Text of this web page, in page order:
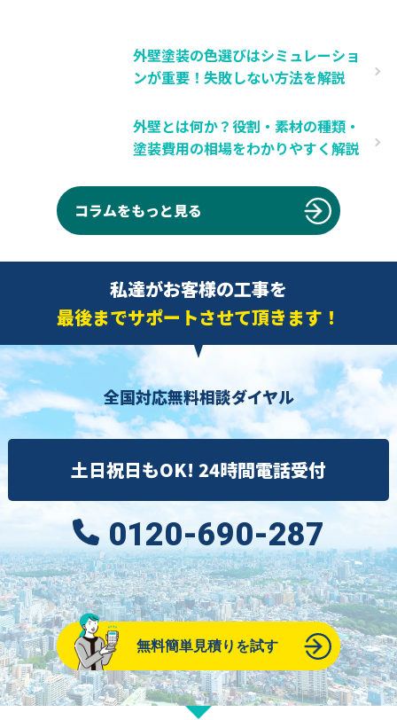
外壁塗装の色選びはシミュレーショ
ンが重要！失敗しない方法を解説
外壁とは何か？役割・素材の種類・
塗装費用の相場をわかりやすく解説
コラムをもっと見る
私達がお客様の工事を
最後までサポートさせて頂きます！
全国対応無料相談ダイヤル
土日祝日もOK! 24時間電話受付
0120-690-287
無料簡単見積りを試す